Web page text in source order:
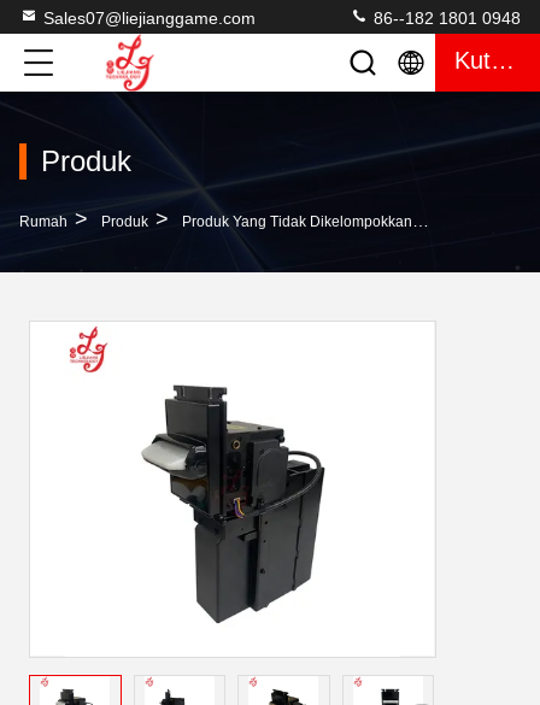
Sales07@liejianggame.com 86--182 1801 0948
Kutipan
Produk
Rumah > Produk > Produk Yang Tidak Dikelompokkan >